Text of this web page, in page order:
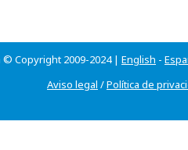
Copyright 2009-2024 | English -
Aviso legal /Política de